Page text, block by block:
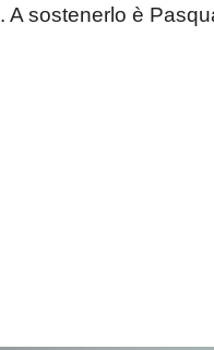
. A sostenerlo è